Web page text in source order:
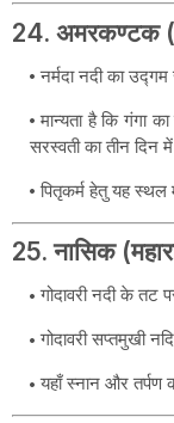
24. अमरकण्टक
नर्मदा नदी का
मान्यता है कि गंगा
सरस्वती का तीन दिन
पितृकर्म हेतु यह स्थल
25. नासिक
गोदावरी नदी के तट
गोदावरी सप्तमुखी
यहाँ स्नान और तर्पण